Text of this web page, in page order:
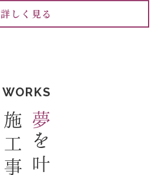
詳しく見る
WORKS
夢